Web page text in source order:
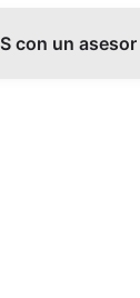
con un